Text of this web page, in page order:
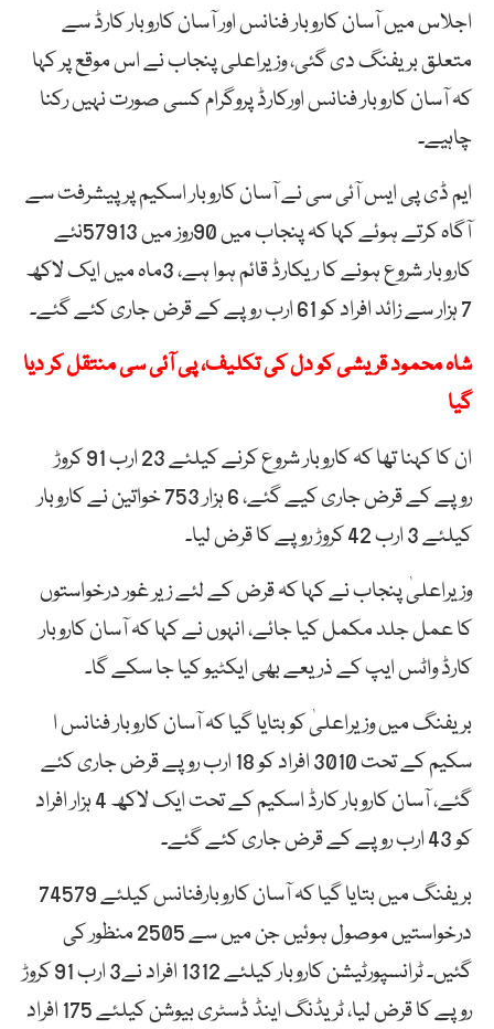
اجلاس میں آسان کاروبار فنانس اور آسان کاروبار کارڈ سے
متعلق بریفنگ دی گئی، وزیراعلی پنجاب نے اس موقع پر کہا
کہ آسان کاروبار فنانس اورکارڈ پروگرام کسی صورت نہیں رکنا
چاہیے۔
ایم ڈی پی ایس آئی سی نے آسان کاروبار اسکیم پر پیشرفت سے
آگاہ کرتے ہوئے کہا کہ پنجاب میں 90روز میں 57913نئے
کاروبار شروع ہونے کا ریکارڈ قائم ہوا ہے، 3ماہ میں ایک لاکھ
7 ہزار سے زائد افراد کو 61 ارب روپے کے قرض جاری کئے گئے۔
شاہ محمود قریشی کو دل کی تکلیف، پی آئی سی منتقل کر دیا
گیا
ان کا کہنا تھا کہ کاروبار شروع کرنے کیلئے 23 ارب 91 کروڑ
روپے کے قرض جاری کیے گئے، 6 ہزار 753 خواتین نے کاروبار
کیلئے 3 ارب 42 کروڑ روپے کا قرض لیا۔
وزیراعلیٰ پنجاب نے کہا کہ قرض کے لئے زیر غور درخواستوں
کا عمل جلد مکمل کیا جائے، انہوں نے کہا کہ آسان کاروبار
کارڈ واٹس ایپ کے ذریعے بھی ایکٹیو کیا جا سکے گا۔
بریفنگ میں وزیراعلیٰ کو بتایا گیا کہ آسان کاروبار فنانس ا
سکیم کے تحت 3010 افراد کو 18 ارب روپے قرض جاری کئے
گئے، آسان کاروبار کارڈ اسکیم کے تحت ایک لاکھ 4 ہزار افراد
کو 43 ارب روپے کے قرض جاری کئے گئے۔
بریفنگ میں بتایا گیا کہ آسان کاروبارفنانس کیلئے 74579
درخواستیں موصول ہوئیں جن میں سے 2505 منظور کی
گئیں۔ ٹرانسپورٹیشن کاروبار کیلئے 1312 افراد نے3 ارب 91 کروڑ
روپے کا قرض لیا، ٹریڈنگ اینڈ ڈسٹری بیوشن کیلئے 175 افراد